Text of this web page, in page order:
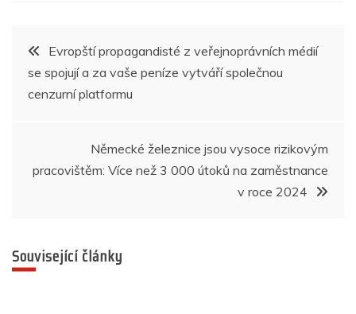
o
o
p
p
g
er
n
m
Navigace
pro
Evropští propagandisté z veřejnoprávních médií
se spojují a za vaše peníze vytváří společnou
cenzurní platformu
Německé železnice jsou vysoce rizikovým
pracovištěm: Více než 3 000 útoků na zaměstnance
v roce 2024
Související články